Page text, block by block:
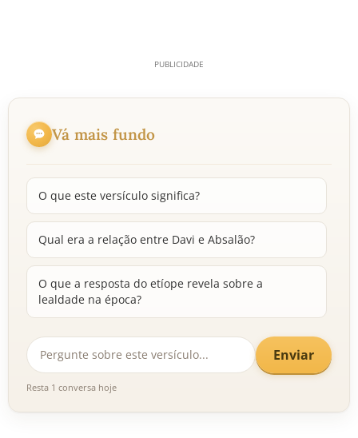
Vá mais fundo
O que este versículo significa?
Qual era a relação entre Davi e Absalão?
O que a resposta do etíope revela sobre a
lealdade na época?
Enviar
Resta 1 conversa hoje